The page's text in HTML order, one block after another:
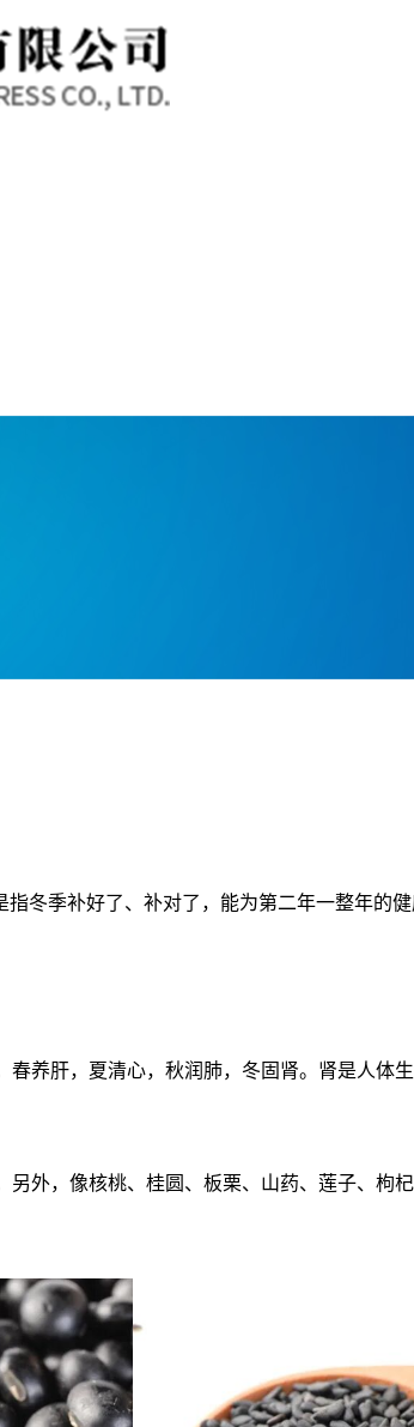
冬季补好了、补对了，能为第二年一整年的
养肝，夏清心，秋润肺，冬固肾。肾是人体
外，像核桃、桂圆、板栗、山药、莲子、枸